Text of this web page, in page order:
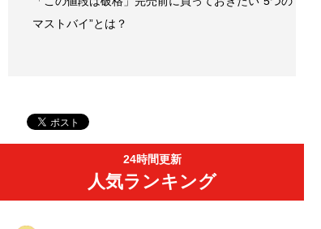
マストバイ”とは？
24時間更新
人気ランキング